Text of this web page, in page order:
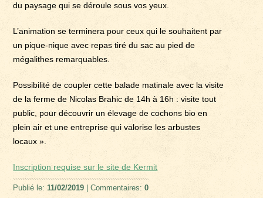
du paysage qui se déroule sous vos yeux.
L’animation se terminera pour ceux qui le souhaitent par
un pique-nique avec repas tiré du sac au pied de
mégalithes remarquables.
Possibilité de coupler cette balade matinale avec la visite
de la ferme de Nicolas Brahic de 14h à 16h : visite tout
public, pour découvrir un élevage de cochons bio en
plein air et une entreprise qui valorise les arbustes
locaux ».
Inscription requise sur le site de Kermit
Publié le:11/02/2019 | Commentaires:0